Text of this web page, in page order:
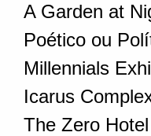
A Garden at
Poético ou
Millennials
Icarus
The Zero